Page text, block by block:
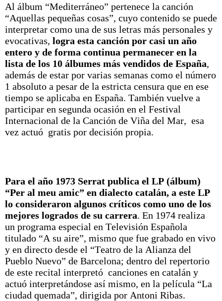
Al álbum “Mediterráneo” pertenece la canción
“Aquellas pequeñas cosas”, cuyo contenido se puede
interpretar como una de sus letras más personales y
evocativas, logra esta canción por casi un año
entero y de forma continua permanecer en la
lista de los 10 álbumes más vendidos de España,
además de estar por varias semanas como el número
1 absoluto a pesar de la estricta censura que en ese
tiempo se aplicaba en España. También vuelve a
participar en segunda ocasión en el Festival
Internacional de la Canción de Viña del Mar, esa
vez actuó gratis por decisión propia.
Para el año 1973 Serrat publica el LP (álbum)
“Per al meu amic” en dialecto catalán, a este LP
lo consideraron algunos críticos como uno de los
mejores logrados de su carrera. En 1974 realiza
un programa especial en Televisión Española
titulado “A su aire”, mismo que fue grabado en vivo
y en directo desde el “Teatro de la Alianza del
Pueblo Nuevo” de Barcelona; dentro del repertorio
de este recital interpretó canciones en catalán y
actuó interpretándose así mismo, en la película “La
ciudad quemada”, dirigida por Antoni Ribas.